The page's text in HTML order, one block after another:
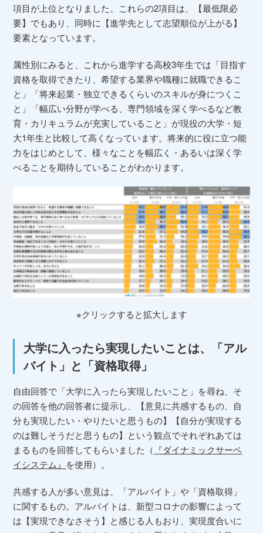
項目が上位となりました。これらの2項目は、【最低限必
要】でもあり、同時に【進学先として志望順位が上がる】
要素となっています。
属性別にみると、これから進学する高校3年生では「目指す
資格を取得できたり、希望する業界や職種に就職できるこ
と」「将来起業・独立できるくらいのスキルが身につくこ
と」「幅広い分野が学べる、専門領域を深く学べるなど教
育・カリキュラムが充実していること」が現役の大学・短
大1年生と比較して高くなっています。将来的に役に立つ能
力をはじめとして、様々なことを幅広く・あるいは深く学
べることを期待していることがわかります。
※クリックすると拡大します
大学に入ったら実現したいことは、「アル
バイト」と「資格取得」
自由回答で「大学に入ったら実現したいこと」を尋ね、そ
の回答を他の回答者に提示し、【意見に共感するもの、自
分も実現したい・やりたいと思うもの】【自分が実現する
のは難しそうだと思うもの】という観点でそれぞれあては
まるものを回答してもらいました（ 『ダイナミックサーベ
イシステム』 を使用）。
共感する人が多い意見は、「アルバイト」や「資格取得」
に関するもの。アルバイトは、新型コロナの影響によって
は【実現できなさそう】と感じる人もおり、実現度合いに